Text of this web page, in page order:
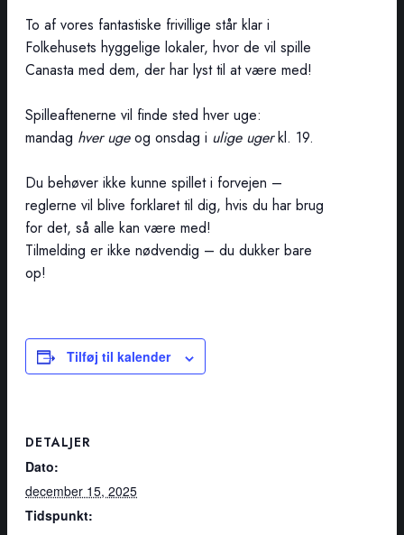
To af vores fantastiske frivillige står klar i
Folkehusets hyggelige lokaler, hvor de vil spille
Canasta med dem, der har lyst til at være med!
Spilleaftenerne vil finde sted hver uge:
mandag hver ugeog onsdag i ulige ugerkl. 19.
Du behøver ikke kunne spillet i forvejen –
reglerne vil blive forklaret til dig, hvis du har brug
for det, så alle kan være med!
Tilmelding er ikke nødvendig – du dukker bare
op!
Tilføj til kalender
DETALJER
Dato:
december 15, 2025
Tidspunkt: